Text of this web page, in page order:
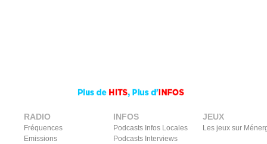
RADIO
Fréquences
Emissions
INFOS
Podcasts Infos Locales
Podcasts Interviews
JEUX
Les jeux sur